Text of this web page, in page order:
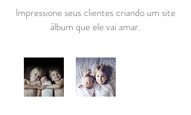
Impressione seus clientes criando um site
álbum que ele vai amar.